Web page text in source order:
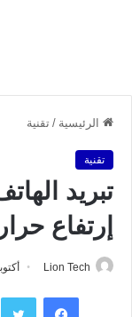
الرئيسية / تقنية
تقنية
تبريد
إرتفاع
Lion Tech أكتوبر 31,
فيسبوك